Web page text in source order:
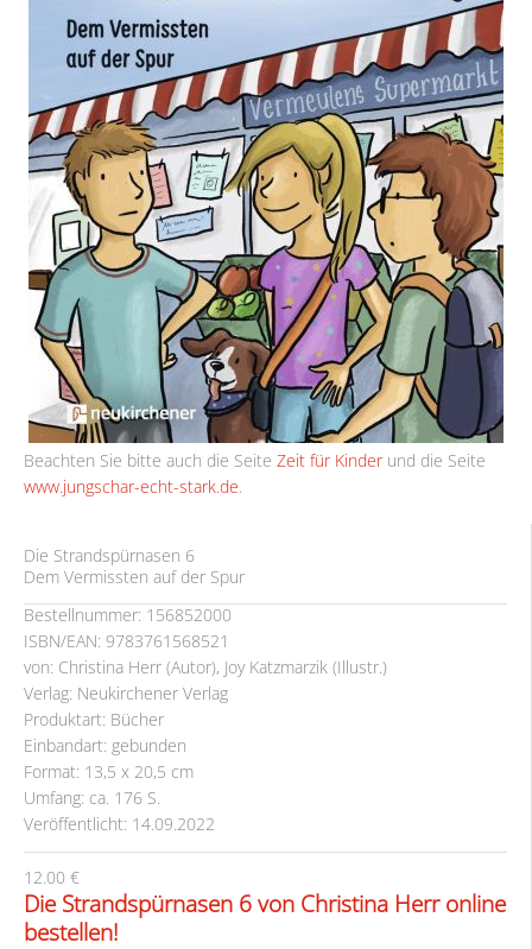
Die Strandspürnasen 6
Dem Vermissten auf der Spur
Bestellnummer: 156852000
ISBN/EAN: 9783761568521
von: Christina Herr (Autor), Joy Katzmarzik (Illustr.)
Verlag: Neukirchener Verlag
Produktart: Bücher
Einbandart: gebunden
Format: 13,5 x 20,5 cm
Umfang: ca. 176 S.
Veröffentlicht: 14.09.2022
12.00 €
Die Strandspürnasen 6 von Christina Herr online
bestellen!
Beachten Sie bitte auch die Seite Zeit für Kinderund die Seite
www.jungschar-echt-stark.de